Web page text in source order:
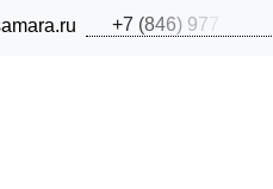
+7 (846) 977